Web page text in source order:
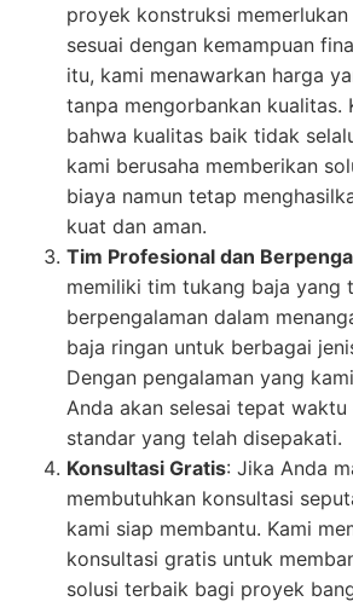
proyek konstruksi
sesuai dengan kemampuan
itu, kami menawarkan harga
tanpa mengorbankan kualitas.
bahwa kualitas baik tidak
kami berusaha memberikan
biaya namun tetap
kuat dan aman.
Tim Profesional dan
memiliki tim tukang baja yang
berpengalaman dalam
baja ringan untuk berbagai
Dengan pengalaman yang
Anda akan selesai tepat
standar yang telah disepakati.
Konsultasi Gratis: Jika Anda
membutuhkan konsultasi
kami siap membantu. Kami
konsultasi gratis untuk
solusi terbaik bagi proyek